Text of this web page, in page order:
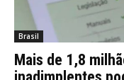
Brasil
Mais de 1,8